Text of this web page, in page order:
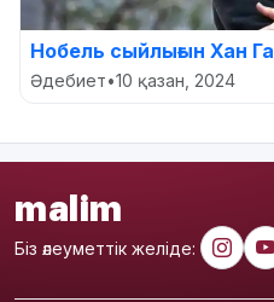
Нобель сыйлығын Хан
Әдебиет•10 қазан, 2024
malim
Біз әлеуметтік желіде: